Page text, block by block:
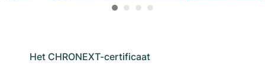
Het CHRONEXT-certificaat